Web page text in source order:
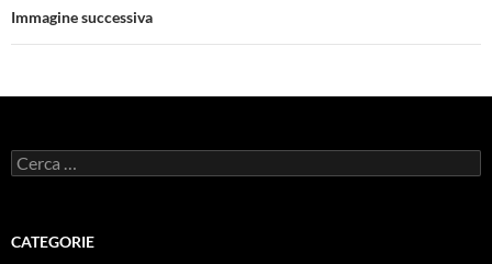
Immagine successiva
Ricerca
per:
CATEGORIE